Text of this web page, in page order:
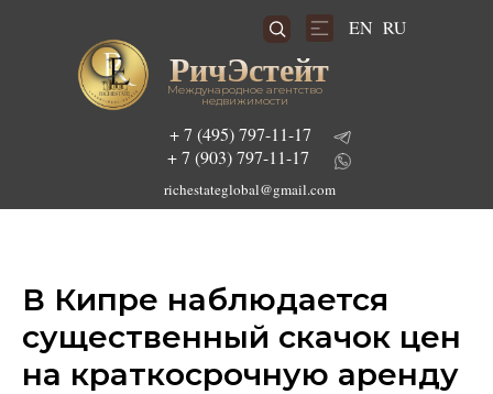
Международное агентство
недвижимости
РичЭстейт
+ 7 (903) 797-11-17
+ 7 (495) 797-11-17
richestateglobal@gmail.com
EN RU
Подобрать инвестиционный проект
В Кипре наблюдается
существенный скачок цен
на краткосрочную аренду